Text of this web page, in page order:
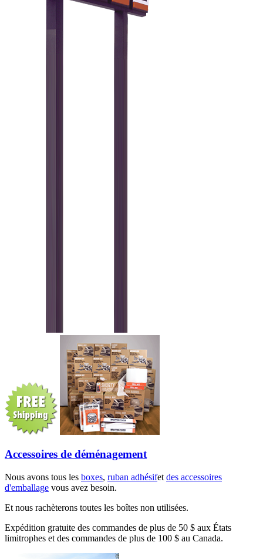
Accessoires de déménagement
Nous avons tous les boxes, ruban adhésifet des accessoires
d'emballage vous avez besoin.
Et nous rachèterons toutes les boîtes non utilisées.
Expédition gratuite des commandes de plus de 50 $ aux États
limitrophes et des commandes de plus de 100 $ au Canada.